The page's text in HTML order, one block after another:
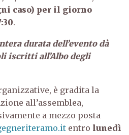
caso) per il giorno
.
durata dell’evento dà
iscritti all’Albo degli
è gradita la
all’assemblea,
a mezzo posta
entro lunedì